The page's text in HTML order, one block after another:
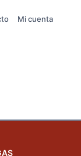
Mi cuenta